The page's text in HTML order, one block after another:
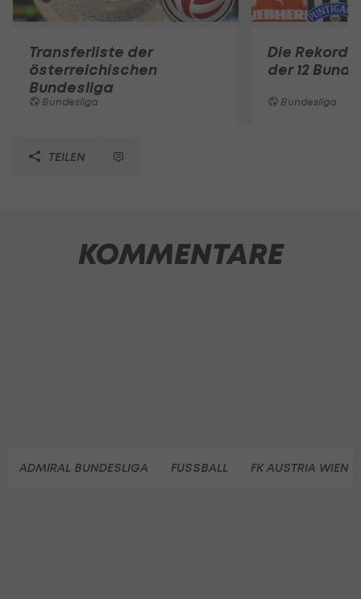
Transferliste der
österreichischen
Bundesliga
Bundesliga
Die Rekord-
der 12
Bundesliga
TEILEN
KOMMENTARE
ADMIRAL BUNDESLIGA FUSSBALL FK AUSTRIA WIEN